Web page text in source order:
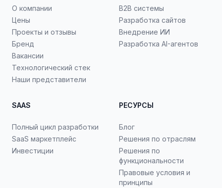
О компании
Цены
Проекты и отзывы
Бренд
Вакансии
Технологический стек
Наши представители
B2B системы
Разработка сайтов
Внедрение ИИ
Разработка AI-агентов
SAAS
Полный цикл разработки
SaaS маркетплейс
Инвестиции
РЕСУРСЫ
Блог
Решения по отраслям
Решения по
функциональности
Правовые условия и
принципы